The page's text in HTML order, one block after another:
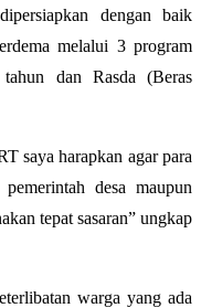
dengan baik
melalui 3 program
dan Rasda (Beras
saya harapkan agar para
desa maupun
tepat sasaran” ungkap
warga yang ada